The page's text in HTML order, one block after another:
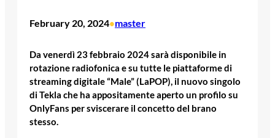
February 20, 2024•master
Da venerdì 23 febbraio 2024 sarà disponibile in
rotazione radiofonica e su tutte le piattaforme di
streaming digitale “Male” (LaPOP), il nuovo singolo
di Tekla che ha appositamente aperto un profilo su
OnlyFans per sviscerare il concetto del brano
stesso.